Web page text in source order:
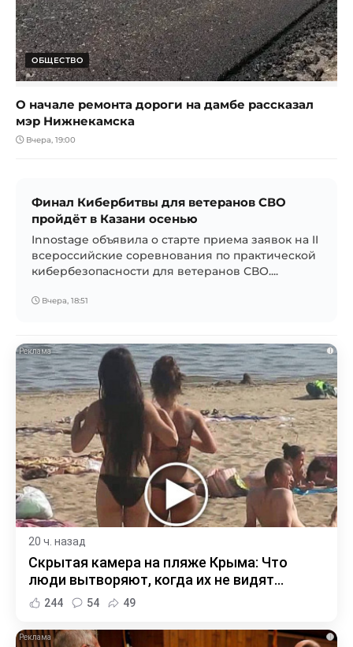
ОБЩЕСТВО
О начале ремонта дороги на дамбе рассказал
мэр Нижнекамска
Вчера, 19:00
Финал Кибербитвы для ветеранов СВО
пройдёт в Казани осенью
Innostage объявила о старте приема заявок на II
всероссийские соревнования по практической
кибербезопасности для ветеранов СВО....
Вчера, 18:51
i
20 ч. назад
Скрытая камера на пляже Крыма: Что
люди вытворяют, когда их не видят...
244 54 49
i